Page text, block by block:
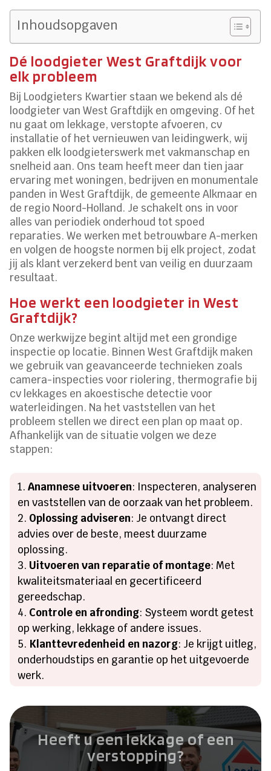
Inhoudsopgaven
Dé loodgieter West Graftdijk voor
elk probleem
Bij Loodgieters Kwartier staan we bekend als dé
loodgieter van West Graftdijk en omgeving.​ Of het
nu gaat om lekkage, verstopte afvoeren, cv
installatie of het vernieuwen van leidingwerk, wij
pakken elk loodgieterswerk met vakmanschap en
snelheid aan.​ Ons team heeft meer dan tien jaar
ervaring met woningen, bedrijven en monumentale
panden in West Graftdijk, de gemeente Alkmaar en
de regio Noord-Holland.​ Je schakelt ons in voor
alles van periodiek onderhoud tot spoed
reparaties.​ We werken met betrouwbare A-merken
en volgen de hoogste normen bij elk project, zodat
jij als klant verzekerd bent van veilig en duurzaam
resultaat.​
Hoe werkt een loodgieter in West
Graftdijk?
Onze werkwijze begint altijd met een grondige
inspectie op locatie.​ Binnen West Graftdijk maken
we gebruik van geavanceerde technieken zoals
camera-inspecties voor riolering, thermografie bij
cv lekkages en akoestische detectie voor
waterleidingen.​ Na het vaststellen van het
probleem stellen we direct een plan op maat op.​
Afhankelijk van de situatie volgen we deze
stappen:
Anamnese uitvoeren: Inspecteren, analyseren
en vaststellen van de oorzaak van het probleem.​
Oplossing adviseren: Je ontvangt direct
advies over de beste, meest duurzame
oplossing.​
Uitvoeren van reparatie of montage: Met
kwaliteitsmateriaal en gecertificeerd
gereedschap.​
Controle en afronding: Systeem wordt getest
op werking, lekkage of andere issues.​
Klanttevredenheid en nazorg: Je krijgt uitleg,
onderhoudstips en garantie op het uitgevoerde
werk.​
Heeft u een lekkage of een
verstopping?